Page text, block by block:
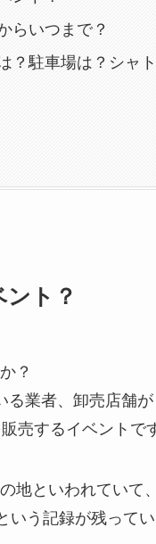
らいつまで？
？駐車場は？シャ
ト？
？
る業者、卸売店舗が
売するイベントで
地といわれていて、
う記録が残って